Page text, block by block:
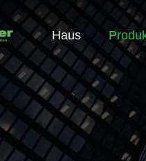
Haus